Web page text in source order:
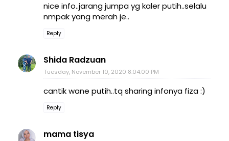
nice info..jarang jumpa yg kaler putih..selalu
nmpak yang merah je..
Reply
Shida Radzuan
Tuesday, November 10, 2020 8:04:00 PM
cantik wane putih..tq sharing infonya fiza :)
Reply
mama tisya